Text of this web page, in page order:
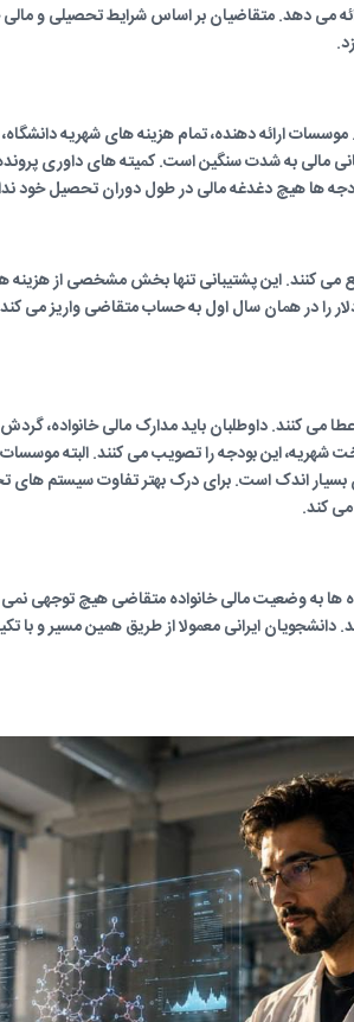
می دهد. متقاضیان بر اساس شرایط تحصیلی و
ارائه دهنده، تمام هزینه های شهریه دانشگاه،
مالی به شدت سنگین است. کمیته های داوری
ها هیچ دغدغه مالی در طول دوران تحصیل خود
می کنند. این پشتیبانی تنها بخش مشخصی از هزینه
را در همان سال اول به حساب متقاضی واریز می
می کنند. داوطلبان باید مدارک مالی خانواده،
شهریه، این بودجه را تصویب می کنند. البته
بسیار اندک است. برای درک بهتر تفاوت سیستم
می کند.
ها به وضعیت مالی خانواده متقاضی هیچ توجهی نمی
ایرانی معمولا از طریق همین مسیر و با